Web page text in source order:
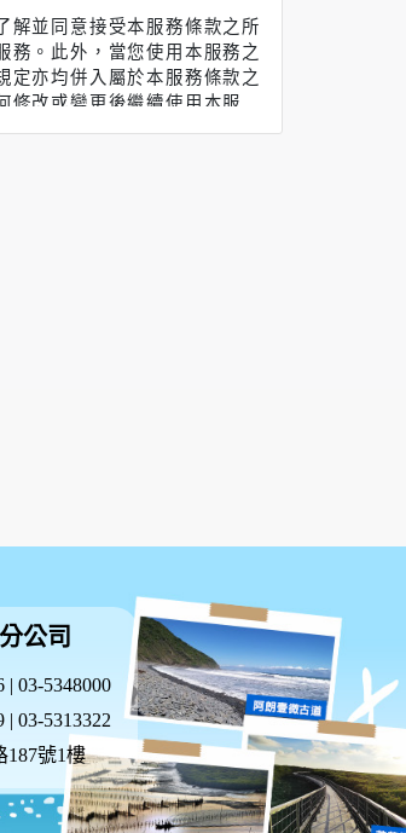
解並同意接受本服務條款之所
務。此外，當您使用本服務之
定亦均併入屬於本服務條款之
修改或變更後繼續使用本服
不便、損害，不負任何責
電子郵件信箱，以及其他依
閱下列內容：
護政策不適用於本網站以外
要的個人資料，並在該特定
，請洽臉書或line將由客服
等。 於一般瀏覽時，伺服器
的參考依據，此記錄為內部應
供內部研究外，我們會視需
公司
| 03-5348000
| 03-5313322
187號1樓